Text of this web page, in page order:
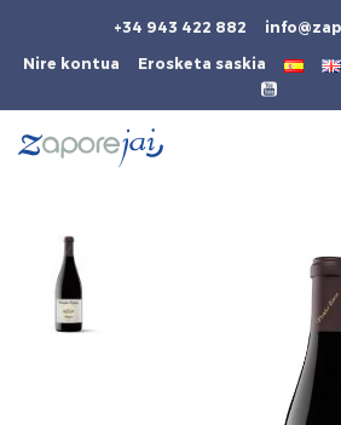
+34 943 422 882
Nire kontua Erosketa saskia